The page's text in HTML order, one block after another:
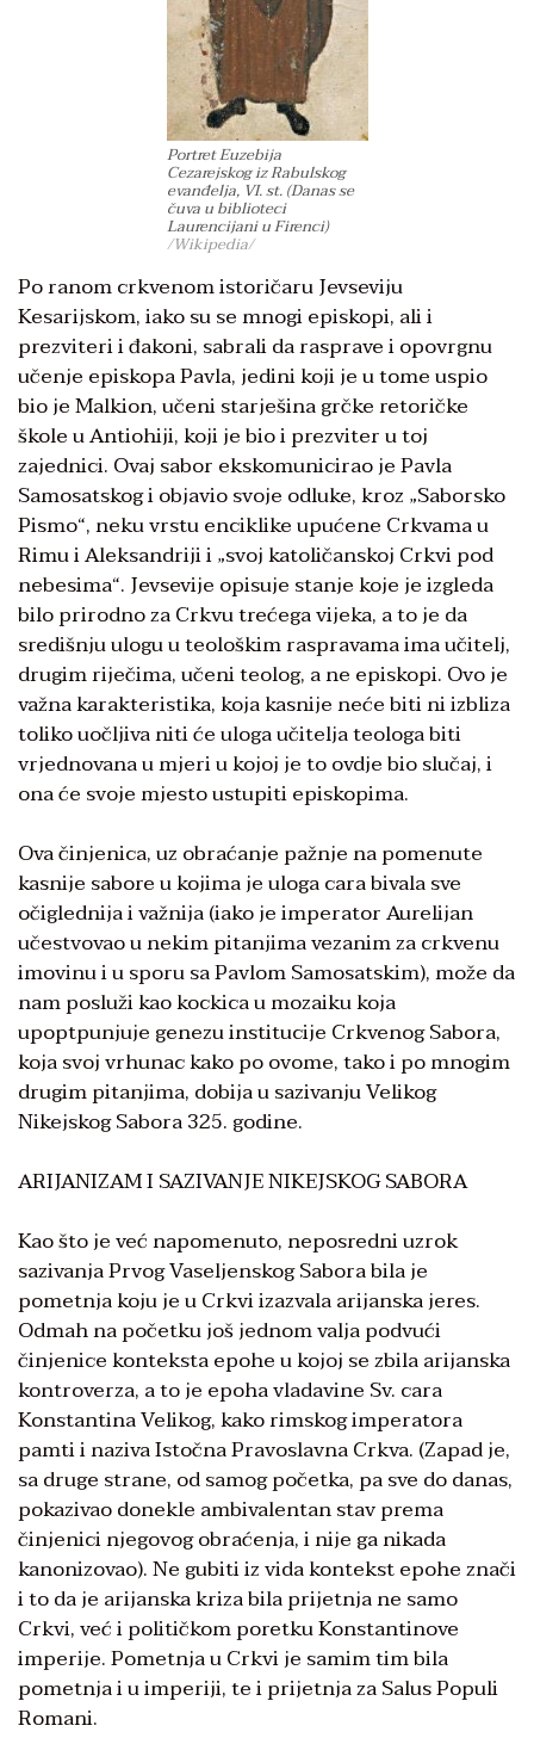
Portret Euzebija
Cezarejskog iz Rabulskog
evanđelja, VI. st. (Danas se
čuva u biblioteci
Laurencijani u Firenci)
/Wikipedia/
Po ranom crkvenom istoričaru Jevseviju
Kesarijskom, iako su se mnogi episkopi, ali i
prezviteri i đakoni, sabrali da rasprave i opovrgnu
učenje episkopa Pavla, jedini koji je u tome uspio
bio je Malkion, učeni starješina grčke retoričke
škole u Antiohiji, koji je bio i prezviter u toj
zajednici. Ovaj sabor ekskomunicirao je Pavla
Samosatskog i objavio svoje odluke, kroz „Saborsko
Pismo“, neku vrstu enciklike upućene Crkvama u
Rimu i Aleksandriji i „svoj katoličanskoj Crkvi pod
nebesima“. Jevsevije opisuje stanje koje je izgleda
bilo prirodno za Crkvu trećega vijeka, a to je da
središnju ulogu u teološkim raspravama ima učitelj,
drugim riječima, učeni teolog, a ne episkopi. Ovo je
važna karakteristika, koja kasnije neće biti ni izbliza
toliko uočljiva niti će uloga učitelja teologa biti
vrjednovana u mjeri u kojoj je to ovdje bio slučaj, i
ona će svoje mjesto ustupiti episkopima.
Ova činjenica, uz obraćanje pažnje na pomenute
kasnije sabore u kojima je uloga cara bivala sve
očiglednija i važnija (iako je imperator Aurelijan
učestvovao u nekim pitanjima vezanim za crkvenu
imovinu i u sporu sa Pavlom Samosatskim), može da
nam posluži kao kockica u mozaiku koja
upoptpunjuje genezu institucije Crkvenog Sabora,
koja svoj vrhunac kako po ovome, tako i po mnogim
drugim pitanjima, dobija u sazivanju Velikog
Nikejskog Sabora 325. godine.
ARIJANIZAM I SAZIVANJE NIKEJSKOG SABORA
Kao što je već napomenuto, neposredni uzrok
sazivanja Prvog Vaseljenskog Sabora bila je
pometnja koju je u Crkvi izazvala arijanska jeres.
Odmah na početku još jednom valja podvući
činjenice konteksta epohe u kojoj se zbila arijanska
kontroverza, a to je epoha vladavine Sv. cara
Konstantina Velikog, kako rimskog imperatora
pamti i naziva Istočna Pravoslavna Crkva. (Zapad je,
sa druge strane, od samog početka, pa sve do danas,
pokazivao donekle ambivalentan stav prema
činjenici njegovog obraćenja, i nije ga nikada
kanonizovao). Ne gubiti iz vida kontekst epohe znači
i to da je arijanska kriza bila prijetnja ne samo
Crkvi, već i političkom poretku Konstantinove
imperije. Pometnja u Crkvi je samim tim bila
pometnja i u imperiji, te i prijetnja za Salus Populi
Romani.